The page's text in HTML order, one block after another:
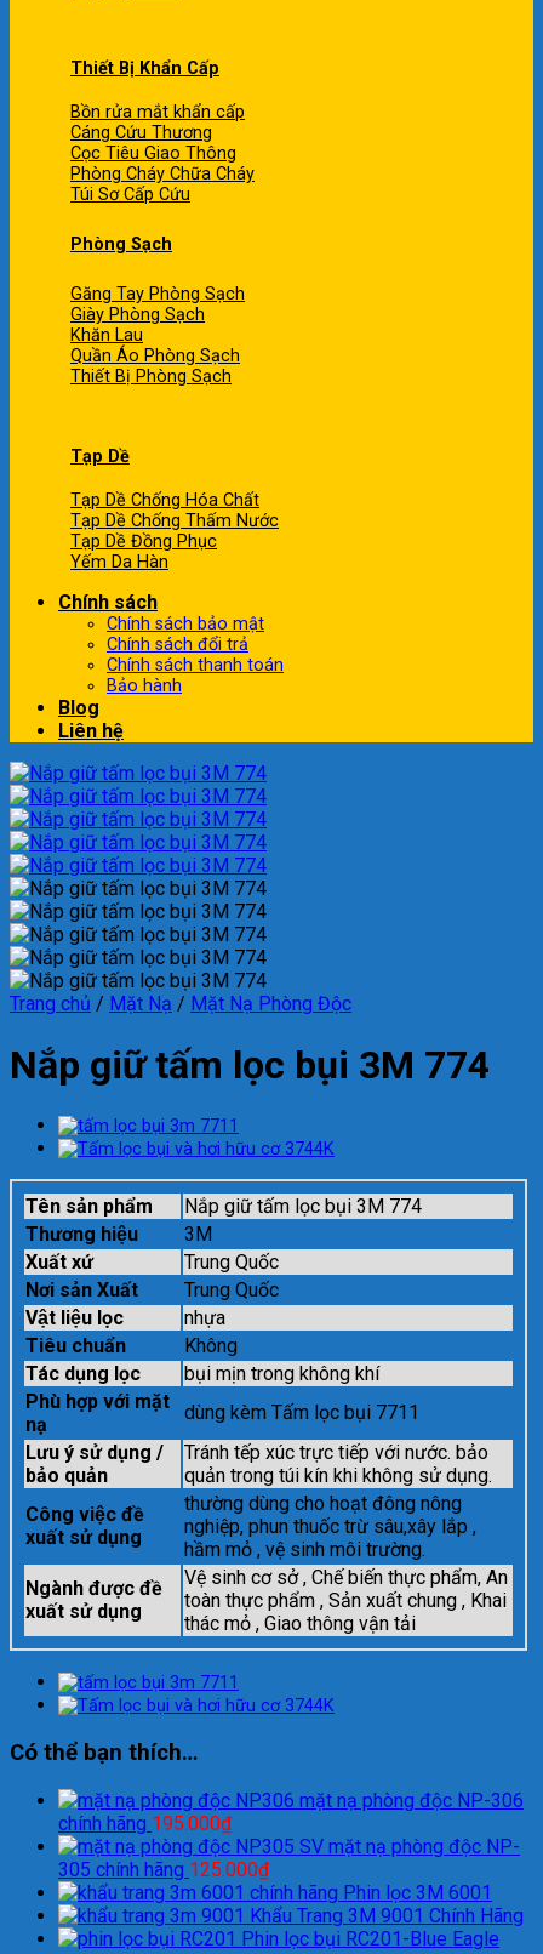
Thiết Bị Khẩn Cấp
Bồn rửa mắt khẩn cấp
Cáng Cứu Thương
Cọc Tiêu Giao Thông
Phòng Cháy Chữa Cháy
Túi Sơ Cấp Cứu
Phòng Sạch
Găng Tay Phòng Sạch
Giày Phòng Sạch
Khăn Lau
Quần Áo Phòng Sạch
Thiết Bị Phòng Sạch
Tạp Dề
Tạp Dề Chống Hóa Chất
Tạp Dề Chống Thấm Nước
Tạp Dề Đồng Phục
Yếm Da Hàn
Chính sách
Chính sách bảo mật
Chính sách đổi trả
Chính sách thanh toán
Bảo hành
Blog
Liên hệ
Trang chủ / Mặt Nạ / Mặt Nạ Phòng Độc
Nắp giữ tấm lọc bụi 3M 774
Tên sản phẩm
Nắp giữ tấm lọc bụi 3M 774
Thương hiệu
3M
Xuất xứ
Trung Quốc
Nơi sản Xuất
Trung Quốc
Vật liệu lọc
nhựa
Tiêu chuẩn
Không
Tác dụng lọc
bụi mịn trong không khí
Phù hợp với mặt
nạ
dùng kèm Tấm lọc bụi 7711
Lưu ý sử dụng /
bảo quản
Tránh tếp xúc trực tiếp với nước. bảo
quản trong túi kín khi không sử dụng.
Công việc đề
xuất sử dụng
thường dùng cho hoạt đông nông
nghiệp, phun thuốc trừ sâu,xây lắp ,
hầm mỏ , vệ sinh môi trường.
Ngành được đề
xuất sử dụng
Vệ sinh cơ sở , Chế biến thực phẩm, An
toàn thực phẩm , Sản xuất chung , Khai
thác mỏ , Giao thông vận tải
Có thể bạn thích…
mặt nạ phòng độc NP-306
chính hãng 195.000₫
mặt nạ phòng độc NP-
305 chính hãng 125.000₫
Phin lọc 3M 6001
Khẩu Trang 3M 9001 Chính Hãng
Phin lọc bụi RC201-Blue Eagle